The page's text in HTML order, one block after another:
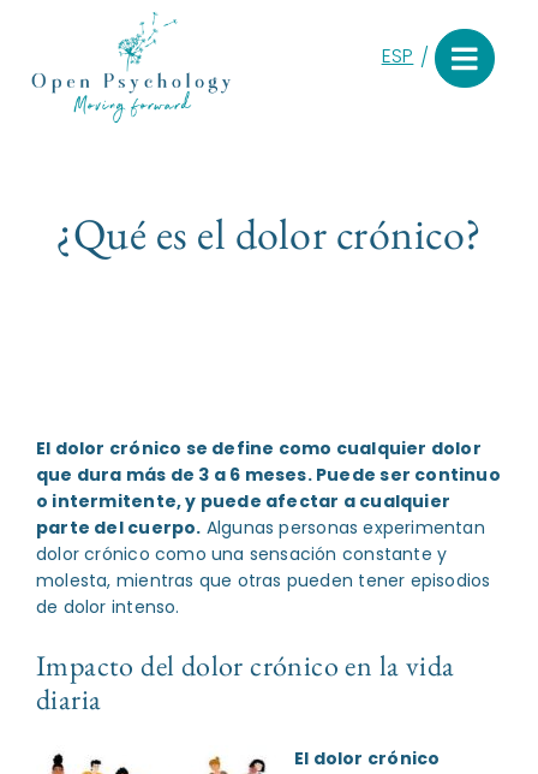
ESP
¿Qué es el dolor crónico?
El dolor crónico se define como cualquier dolor
que dura más de 3 a 6 meses. Puede ser continuo
o intermitente, y puede afectar a cualquier
parte del cuerpo. Algunas personas experimentan
dolor crónico como una sensación constante y
molesta, mientras que otras pueden tener episodios
de dolor intenso.
Impacto del dolor crónico en la vida
diaria
El dolor crónico